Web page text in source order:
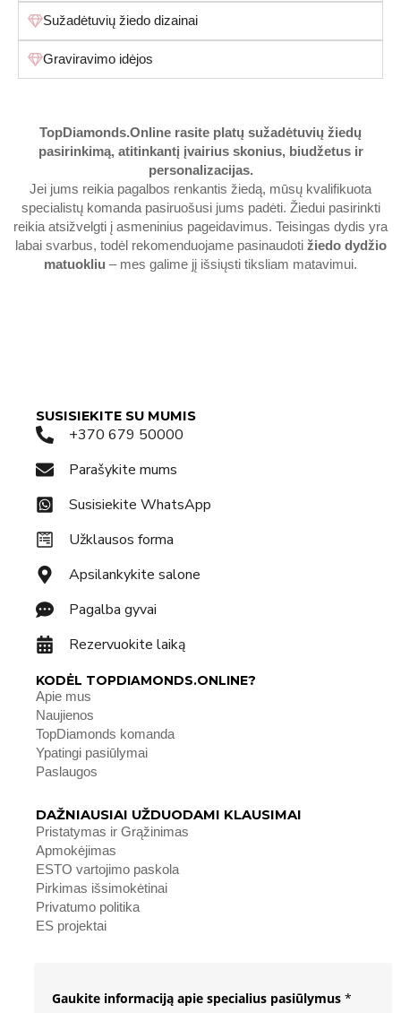
Sužadėtuvių žiedo dizainai
Graviravimo idėjos
TopDiamonds.Online rasite platų sužadėtuvių žiedų
pasirinkimą, atitinkantį įvairius skonius, biudžetus ir
personalizacijas.
Jei jums reikia pagalbos renkantis žiedą, mūsų kvalifikuota
specialistų komanda pasiruošusi jums padėti. Žiedui pasirinkti
reikia atsižvelgti į asmeninius pageidavimus. Teisingas dydis yra
labai svarbus, todėl rekomenduojame pasinaudoti žiedo dydžio
matuokliu – mes galime jį išsiųsti tiksliam matavimui.
SUSISIEKITE SU MUMIS
+370 679 50000
Parašykite mums
Susisiekite WhatsApp
Užklausos forma
Apsilankykite salone
Pagalba gyvai
Rezervuokite laiką
KODĖL TOPDIAMONDS.ONLINE?
Apie mus
Naujienos
TopDiamonds komanda
Ypatingi pasiūlymai
Paslaugos
DAŽNIAUSIAI UŽDUODAMI KLAUSIMAI
Pristatymas ir Grąžinimas
Apmokėjimas
ESTO vartojimo paskola
Pirkimas išsimokėtinai
Privatumo politika
ES projektai
Gaukite informaciją apie specialius pasiūlymus *